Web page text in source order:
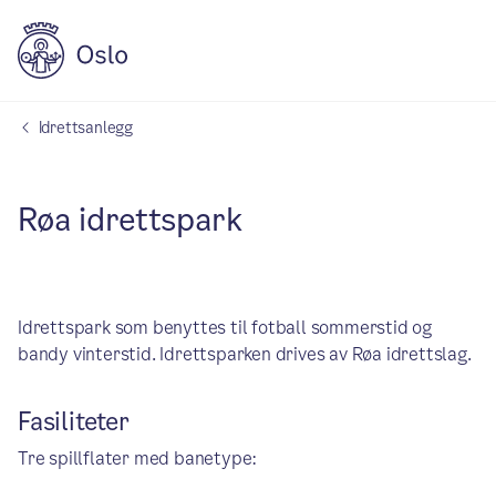
Idrettsanlegg
Røa idrettspark
Idrettspark som benyttes til fotball sommerstid og
bandy vinterstid. Idrettsparken drives av Røa idrettslag.
Fasiliteter
Tre spillflater med banetype: